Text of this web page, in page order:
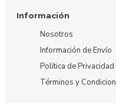
Información
Nosotros
Información de Envío
Política de Privacidad
Términos y